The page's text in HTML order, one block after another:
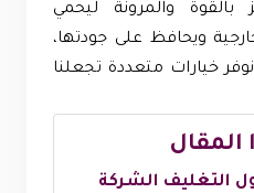
بالقوة والمرونة ليحمي
ويحافظ على جودتها،
خيارات متعددة تجعلنا
المقال
التغليف الشركة